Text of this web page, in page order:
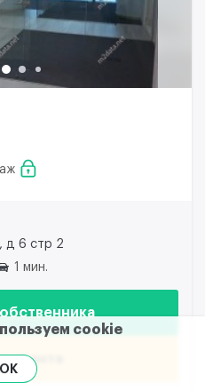
д 6 стр 2
1 мин.
агента
cookie
OK